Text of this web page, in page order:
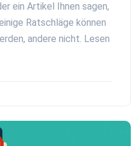
ein Artikel Ihnen sagen,
Ratschläge können
andere nicht. Lesen